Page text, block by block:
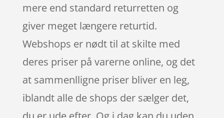
mere end standard returretten og
giver meget længere returtid.
Webshops er nødt til at skilte med
deres priser på varerne online, og det
at sammenlligne priser bliver en leg,
iblandt alle de shops der sælger det,